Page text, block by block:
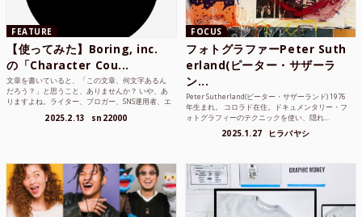
FEATURE
【使ってみた】Boring, inc.
の「Character Cou...
文章を書いていると、「この文章、何文字あるん
だろう？」と思うこと、ありませんか？ いや、あ
りますよね。ライター、ブロガー、SNS運用者、エ
2025.2.13 sn22000
FOCUS
フォトグラファーPeter Suth
erland(ピーター・サザーラ
ン...
Peter Sutherland(ピーター・サザーランド) 1976
年生まれ。 コロラド在住。ドキュメンタリー・フ
ォトグラフィーのテクニックを使い、隠れ...
2025.1.27 ヒラバヤシ